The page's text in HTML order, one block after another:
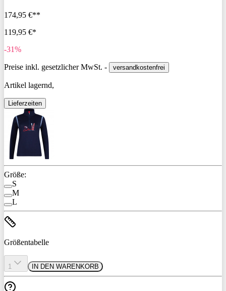
174,95 €**
119,95 €*
-31%
Preise inkl. gesetzlicher MwSt. - versandkostenfrei
Artikel lagernd,
Lieferzeiten
Größe:
S
M
L
Größentabelle
1 IN DEN WARENKORB